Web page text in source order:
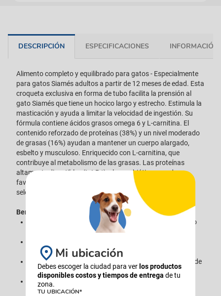
DESCRIPCIÓN ESPECIFICACIONES
Alimento completo y equilibrado para gatos - Especialmente
para gatos Siamés adultos a partir de 12 meses de edad. Esta
croqueta exclusiva en forma de tubo facilita la prensión al
gato Siamés que tiene un hocico largo y estrecho. Estimula la
masticación y ayuda a limitar la velocidad de ingestión. Su
fórmula contiene ácidos grasos omega 6 y L-carnitina. El
contenido reforzado de proteínas (38%) y un nivel moderado
de grasas (16%) ayudan a mantener un cuerpo alargado,
esbelto y musculoso. Enriquecido con L-carnitina, que
contribuye al metabolismo de las grasas. Las proteínas
altamente digestibles (L.I.P.*) y los prebióticos ayudan a
favorecer el equilibrio en la flora intestinal. *Proteínas
seleccionadas por su elevada digestibilidad.
Beneficios
Croqueta exclusiva adaptada al hocico largo y estrecho
para mantener una silueta musculosa
Enriquecido con L-carnitina que apoya el metabolismo de
las grasas
Favorece la salud digestiva mediante proteínas L.I.P. y
prebióticos.
Mi ubicación
Debes escoger la ciudad para ver los productos
disponibles costos y tiempos de entrega de tu
zona.
TU UBICACIÓN*